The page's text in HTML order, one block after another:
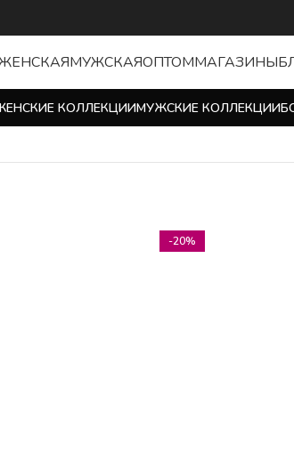
МУЖСКАЯОПТОММАГАЗИНЫ
КОЛЛЕКЦИИМУЖСКИЕ КОЛЛЕКЦИИ
-20%